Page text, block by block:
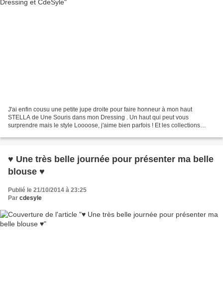
J'ai enfin cousu une petite jupe droite pour faire honneur à mon haut
STELLA de Une Souris dans mon Dressing . Un haut qui peut vous
surprendre mais le style Loooose, j'aime bien parfois ! Et les collections
♥ Une très belle journée pour présenter ma belle
blouse ♥
Publié le 21/10/2014 à 23:25
Par cdesyle